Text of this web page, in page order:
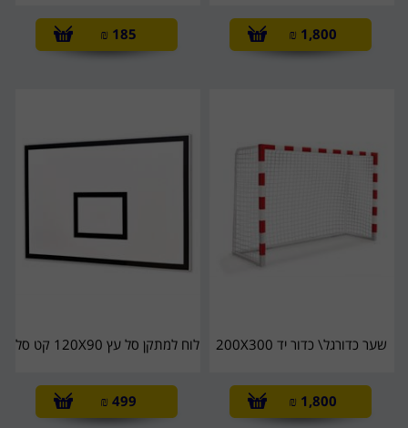
1,800
₪
185
₪
שער כדורגל\ כדור יד 200X300
1,800
₪
לוח למתקן סל עץ 120X90 קט סל
499
₪